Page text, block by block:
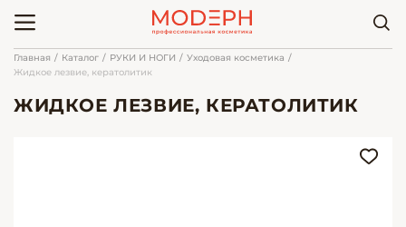
Главная Каталог РУКИ И НОГИ
Уходовая косметика
Жидкое лезвие, кератолитик
ЖИДКОЕ ЛЕЗВИЕ, КЕРАТОЛИТИК